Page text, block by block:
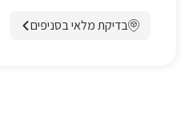
בדיקת מלאי בסניפים